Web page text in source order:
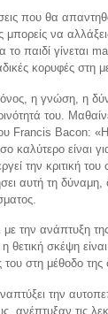
που θα
μπορείς να
το παιδί γίνεται
κορυφές στη
η γνώση, η
του.
Francis Bacon:
καλύτερο είναι
την κριτική
αυτή τη δύναμη,
την ανάπτυξη
η θετική σκέψη
του στη μέθοδο
την
τις